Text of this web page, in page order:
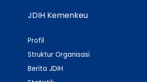
JDIH Kemenkeu
Profil
Struktur Organisasi
Berita JDIH